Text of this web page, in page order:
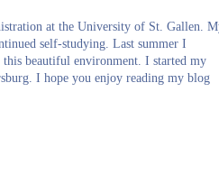
at the University of St. Gallen.
self-studying. Last summer I
beautiful environment. I started my
I hope you enjoy reading my blog